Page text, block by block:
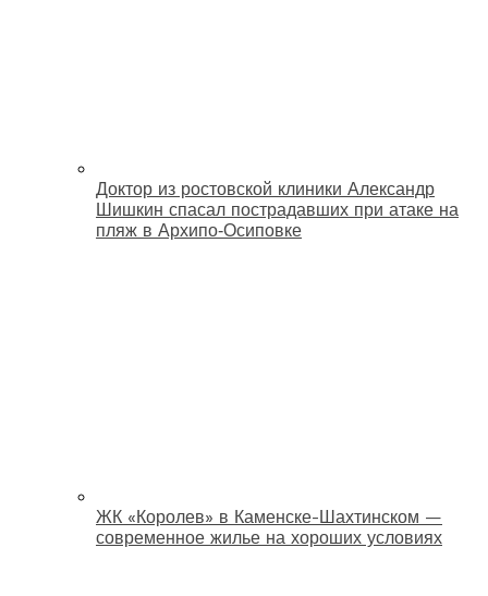
Доктор из ростовской клиники Александр
Шишкин спасал пострадавших при атаке на
пляж в Архипо‑Осиповке
ЖК «Королев» в Каменске-Шахтинском —
современное жилье на хороших условиях